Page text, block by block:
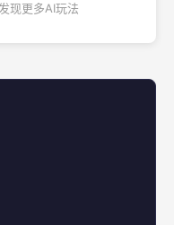
现更多AI玩法